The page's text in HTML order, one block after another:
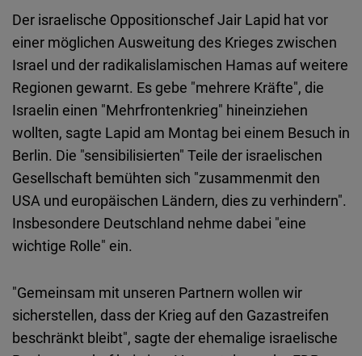
Der israelische Oppositionschef Jair Lapid hat vor
einer möglichen Ausweitung des Krieges zwischen
Israel und der radikalislamischen Hamas auf weitere
Regionen gewarnt. Es gebe "mehrere Kräfte", die
Israelin einen "Mehrfrontenkrieg" hineinziehen
wollten, sagte Lapid am Montag bei einem Besuch in
Berlin. Die "sensibilisierten" Teile der israelischen
Gesellschaft bemühten sich "zusammenmit den
USA und europäischen Ländern, dies zu verhindern".
Insbesondere Deutschland nehme dabei "eine
wichtige Rolle" ein.
"Gemeinsam mit unseren Partnern wollen wir
sicherstellen, dass der Krieg auf den Gazastreifen
beschränkt bleibt", sagte der ehemalige israelische
Maps
Embed
Embed
Newsletter2go
Embed
Podigee
Embed
D.Vinci
Embed